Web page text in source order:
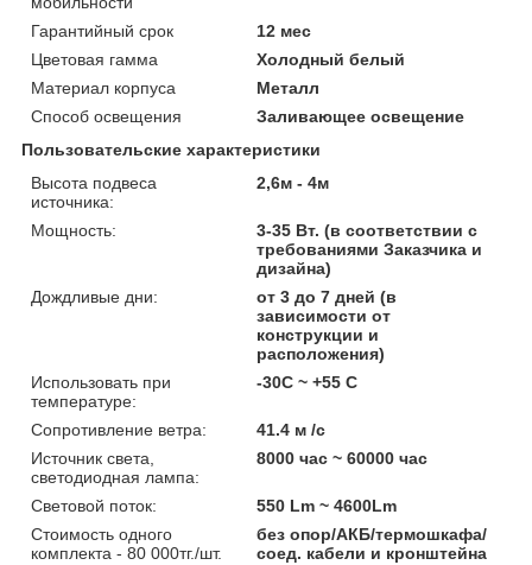
Гарантийный срок
12 мес
Цветовая гамма
Холодный белый
Материал корпуса
Металл
Способ освещения
Заливающее освещение
Пользовательские характеристики
Высота подвеса
источника:
2,6м - 4м
Мощность:
3-35 Вт. (в соответствии с
требованиями Заказчика и
дизайна)
Дождливые дни:
от 3 до 7 дней (в
зависимости от
конструкции и
расположения)
Использовать при
температуре:
-30С ~ +55 С
Сопротивление ветра:
41.4 м /с
Источник света,
светодиодная лампа:
8000 час ~ 60000 час
Световой поток:
550 Lm ~ 4600Lm
Стоимость одного
комплекта - 80 000тг./шт.
без опор/АКБ/термошкафа/
соед. кабели и кронштейна